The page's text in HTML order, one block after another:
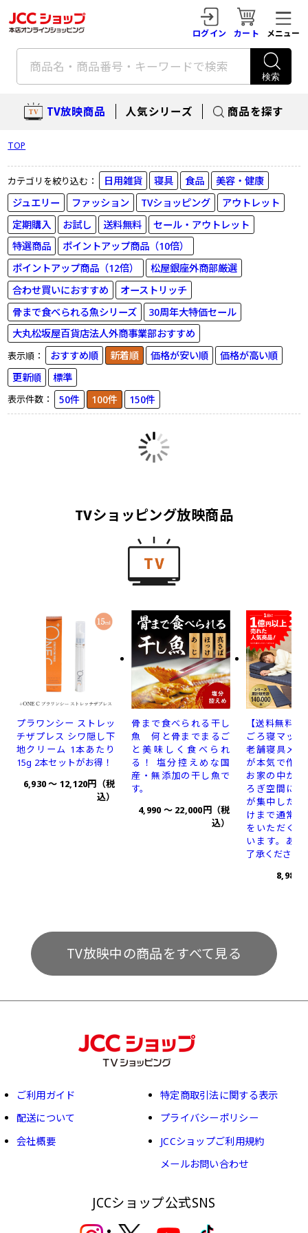
ログイン カート メニュー
TV放映商品 人気シリーズ 商品を探す
真珠
TOP
カテゴリを絞り込む： 日用雑貨 寝具 食品
美容・健康
ジュエリー
ファッション TVショッピング
アウトレット
定期購入
お試し 送料無料
セール・アウトレット
特選商品
ポイントアップ商品（10倍）
ポイントアップ商品（12倍）
松屋銀座外商部厳選
合わせ買いにおすすめ
オーストリッチ
骨まで食べられる魚シリーズ
30周年大特価セール
大丸松坂屋百貨店法人外商事業部おすすめ
表示順： おすすめ順 新着順 価格が安い順
価格が高い順
更新順
標準
表示件数： 50件 100件 150件
TVショッピング放映商品
プラワンシー ストレッ
チザプレス シワ隠し下
地クリーム 1本あたり
15g 2本セットがお得！
6,930 〜 12,120円（税
込）
骨まで食べられる干し
魚 何と骨までまるご
と美味しく食べられ
る！ 塩分控えめな国
産・無添加の干し魚で
す。
4,990 〜 22,000円（税
込）
【送料無料
ごろ寝マッ
老舗寝具メ
が本気で作
お家の中が
ろぎ空間に
が集中した
けまで通常
をいただく
います。あ
了承くださ
8,980
TV放映中の商品をすべて見る
ご利用ガイド
配送について
会社概要
特定商取引法に関する表示
プライバシーポリシー
JCCショップご利用規約
メールお問い合わせ
JCCショップ公式SNS